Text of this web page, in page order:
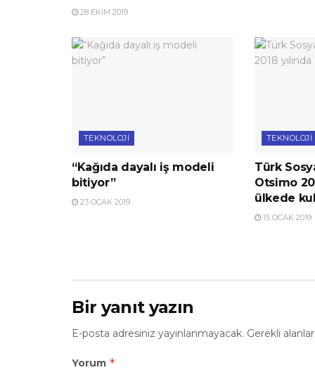
28 EKIM 2019
TEKNOLOJI
“Kağıda dayalı iş modeli
bitiyor”
23 OCAK 2019
TEKNOLOJI
Türk
Otsimo
ülkede
15 OCAK 2019
Bir yanıt yazın
E-posta adresiniz yayınlanmayacak. Gerekli
Yorum *